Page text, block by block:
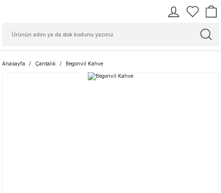
Anasayfa Çantalık Begonvil Kahve